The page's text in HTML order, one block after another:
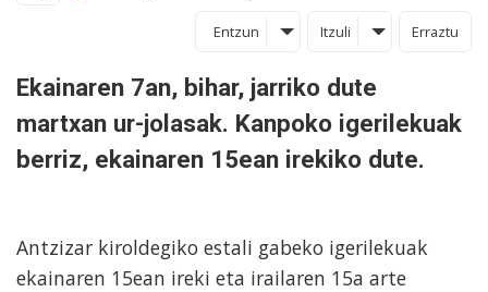
Entzun Itzuli Erraztu
Ekainaren 7an, bihar, jarriko dute
martxan ur-jolasak. Kanpoko igerilekuak
berriz, ekainaren 15ean irekiko dute.
Antzizar kiroldegiko estali gabeko igerilekuak
ekainaren 15ean ireki eta irailaren 15a arte